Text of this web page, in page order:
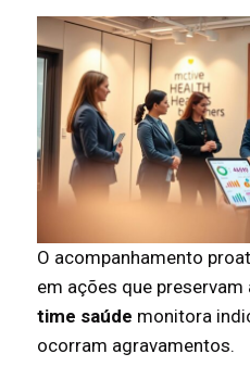
O acompanhamento
em ações que preservam
time saúde monitora
ocorram agravamentos.